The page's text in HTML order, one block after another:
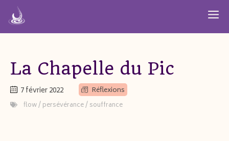
Aller
au
contenu
La Chapelle du Pic
7 février 2022 Réflexions
flow/persévérance/souffrance